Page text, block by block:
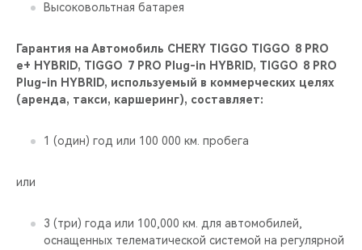
Высоковольтная батарея
Гарантия на Автомобиль CHERY TIGGO TIGGO 8 PRO
е+ HYBRID, TIGGO 7 PRO Plug-in HYBRID, TIGGO 8 PRO
Plug-in HYBRID, используемый в коммерческих целях
(аренда, такси, каршеринг), составляет:
1 (один) год или 100 000 км. пробега
или
3 (три) года или 100,000 км. для автомобилей,
оснащенных телематической системой на регулярной